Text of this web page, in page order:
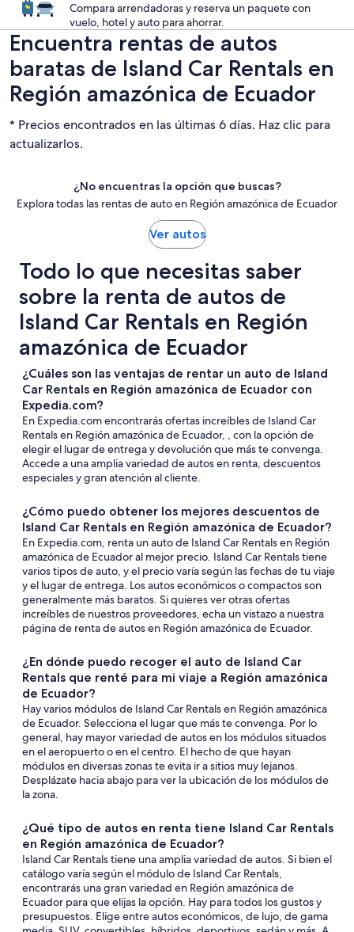
Compara arrendadoras y reserva un paquete con
vuelo, hotel y auto para ahorrar.
Encuentra rentas de autos
baratas de Island Car Rentals en
Región amazónica de Ecuador
* Precios encontrados en las últimas 6 días. Haz clic para
actualizarlos.
¿No encuentras la opción que buscas?
Explora todas las rentas de auto en Región amazónica de Ecuador
Ver autos
Todo lo que necesitas saber
sobre la renta de autos de
Island Car Rentals en Región
amazónica de Ecuador
¿Cuáles son las ventajas de rentar un auto de Island
Car Rentals en Región amazónica de Ecuador con
Expedia.com?
En Expedia.com encontrarás ofertas increíbles de Island Car
Rentals en Región amazónica de Ecuador, , con la opción de
elegir el lugar de entrega y devolución que más te convenga.
Accede a una amplia variedad de autos en renta, descuentos
especiales y gran atención al cliente.
¿Cómo puedo obtener los mejores descuentos de
Island Car Rentals en Región amazónica de Ecuador?
En Expedia.com, renta un auto de Island Car Rentals en Región
amazónica de Ecuador al mejor precio. Island Car Rentals tiene
varios tipos de auto, y el precio varía según las fechas de tu viaje
y el lugar de entrega. Los autos económicos o compactos son
generalmente más baratos. Si quieres ver otras ofertas
increíbles de nuestros proveedores, echa un vistazo a nuestra
página de renta de autos en Región amazónica de Ecuador.
¿En dónde puedo recoger el auto de Island Car
Rentals que renté para mi viaje a Región amazónica
de Ecuador?
Hay varios módulos de Island Car Rentals en Región amazónica
de Ecuador. Selecciona el lugar que más te convenga. Por lo
general, hay mayor variedad de autos en los módulos situados
en el aeropuerto o en el centro. El hecho de que hayan
módulos en diversas zonas te evita ir a sitios muy lejanos.
Desplázate hacia abajo para ver la ubicación de los módulos de
la zona.
¿Qué tipo de autos en renta tiene Island Car Rentals
en Región amazónica de Ecuador?
Island Car Rentals tiene una amplia variedad de autos. Si bien el
catálogo varía según el módulo de Island Car Rentals,
encontrarás una gran variedad en Región amazónica de
Ecuador para que elijas la opción. Hay para todos los gustos y
presupuestos. Elige entre autos económicos, de lujo, de gama